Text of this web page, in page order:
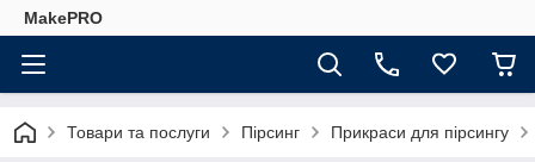
MakePRO
Товари та послуги Пірсинг Прикраси для пірсингу